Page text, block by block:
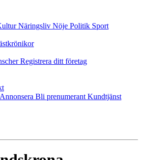
Näringsliv Nöje Politik Sport
Registrera ditt företag
Annonsera Bli prenumerant Kundtjänst